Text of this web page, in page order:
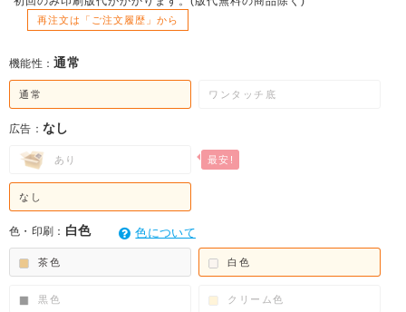
再注文は「ご注文履歴」から
機能性：通常
通常 ワンタッチ底
広告： なし
あり
なし
色・印刷： 白色 色について
茶色 白色
黒色 クリーム色